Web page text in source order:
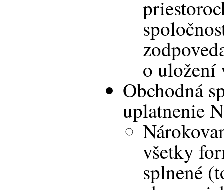
o uložení
Obchodná
uplatnenie
všetky
splnené